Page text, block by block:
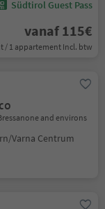
Südtirol Guest Pass
vanaf 115€
/ 1 appartement Incl. btw
and environs
Varna Centrum